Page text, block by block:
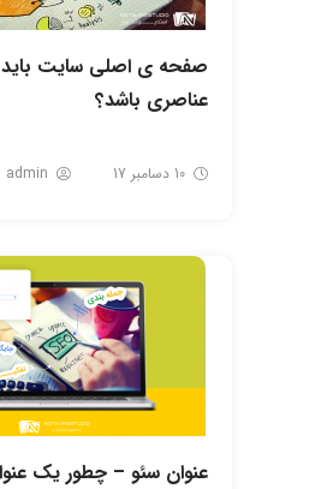
صفحه ی اصلی سایت
عناصری باشد؟
عنوان سئو – چطور یک